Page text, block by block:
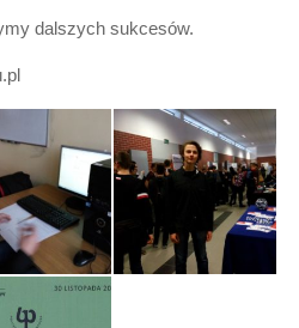
dalszych sukcesów.